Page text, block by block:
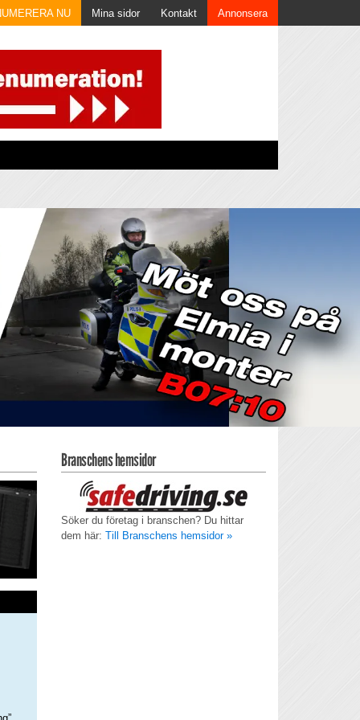
NU Mina sidor Kontakt Annonsera
Branschens hemsidor
Söker du företag i branschen? Du hittar
dem här: Till Branschens hemsidor »